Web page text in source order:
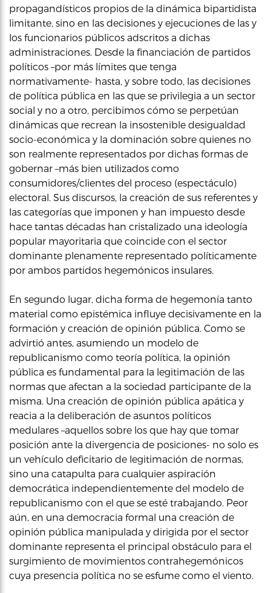
propagandísticos propios de la dinámica bipartidista
limitante, sino en las decisiones y ejecuciones de las y
los funcionarios públicos adscritos a dichas
administraciones. Desde la financiación de partidos
políticos –por más límites que tenga
normativamente- hasta, y sobre todo, las decisiones
de política pública en las que se privilegia a un sector
social y no a otro, percibimos cómo se perpetúan
dinámicas que recrean la insostenible desigualdad
socio-económica y la dominación sobre quienes no
son realmente representados por dichas formas de
gobernar –más bien utilizados como
consumidores/clientes del proceso (espectáculo)
electoral. Sus discursos, la creación de sus referentes y
las categorías que imponen y han impuesto desde
hace tantas décadas han cristalizado una ideología
popular mayoritaria que coincide con el sector
dominante plenamente representado políticamente
por ambos partidos hegemónicos insulares.
En segundo lugar, dicha forma de hegemonía tanto
material como epistémica influye decisivamente en la
formación y creación de opinión pública. Como se
advirtió antes, asumiendo un modelo de
republicanismo como teoría política, la opinión
pública es fundamental para la legitimación de las
normas que afectan a la sociedad participante de la
misma. Una creación de opinión pública apática y
reacia a la deliberación de asuntos políticos
medulares –aquellos sobre los que hay que tomar
posición ante la divergencia de posiciones- no solo es
un vehículo deficitario de legitimación de normas,
sino una catapulta para cualquier aspiración
democrática independientemente del modelo de
republicanismo con el que se esté trabajando. Peor
aún, en una democracia formal una creación de
opinión pública manipulada y dirigida por el sector
dominante representa el principal obstáculo para el
surgimiento de movimientos contrahegemónicos
cuya presencia política no se esfume como el viento.